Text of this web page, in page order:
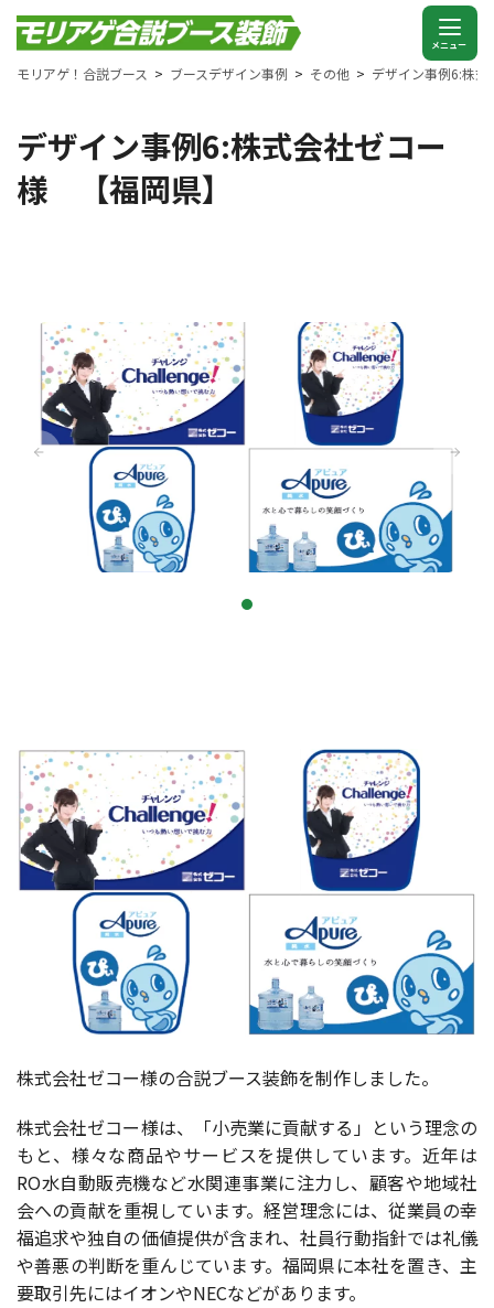
モリアゲ！合説ブース ブースデザイン事例 その他 デザイン事例6:株
デザイン事例6:株式会社ゼコー
様 【福岡県】
株式会社ゼコー様の合説ブース装飾を制作しました。
株式会社ゼコー様は、「小売業に貢献する」という理念の
もと、様々な商品やサービスを提供しています。近年は
RO水自動販売機など水関連事業に注力し、顧客や地域社
会への貢献を重視しています。経営理念には、従業員の幸
福追求や独自の価値提供が含まれ、社員行動指針では礼儀
や善悪の判断を重んじています。福岡県に本社を置き、主
要取引先にはイオンやNECなどがあります。